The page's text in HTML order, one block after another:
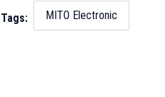
Tags: MITO Electronic